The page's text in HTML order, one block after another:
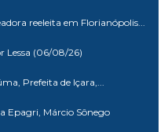
reeleita em Florianópolis...
Lessa (06/08/26)
Prefeita de Içara,...
Epagri, Márcio Sônego